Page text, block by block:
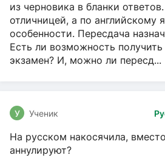
из черновика в бланки
отличницей, а по английскому
особенности. Пересдача
Есть ли возможность
экзамен? И, можно ли пересд...
У Ученик
На русском накосячила,
аннулируют?